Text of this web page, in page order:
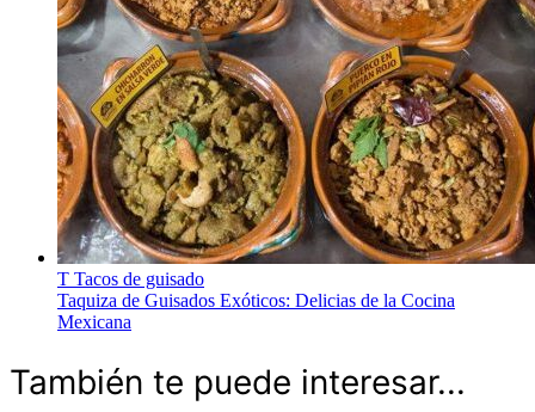
T Tacos de guisado
Taquiza de Guisados Exóticos: Delicias de la Cocina
Mexicana
También te puede interesar...